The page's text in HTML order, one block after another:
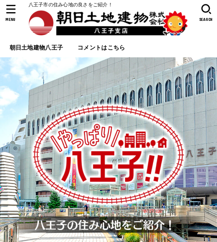
八王子市の住み心地の良さをご紹介！
朝日土地建物八王子 コメントはこちら
SEARCH
MENU